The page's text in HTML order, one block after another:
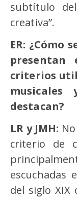
subtítulo
creativa”.
ER: ¿Cómo
presentan
criterios
musicales
destacan?
LR y JMH:
criterio de
escuchadas
del siglo XIX